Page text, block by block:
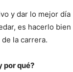
y dar lo mejor día
es hacerlo bien
la carrera.
por qué?